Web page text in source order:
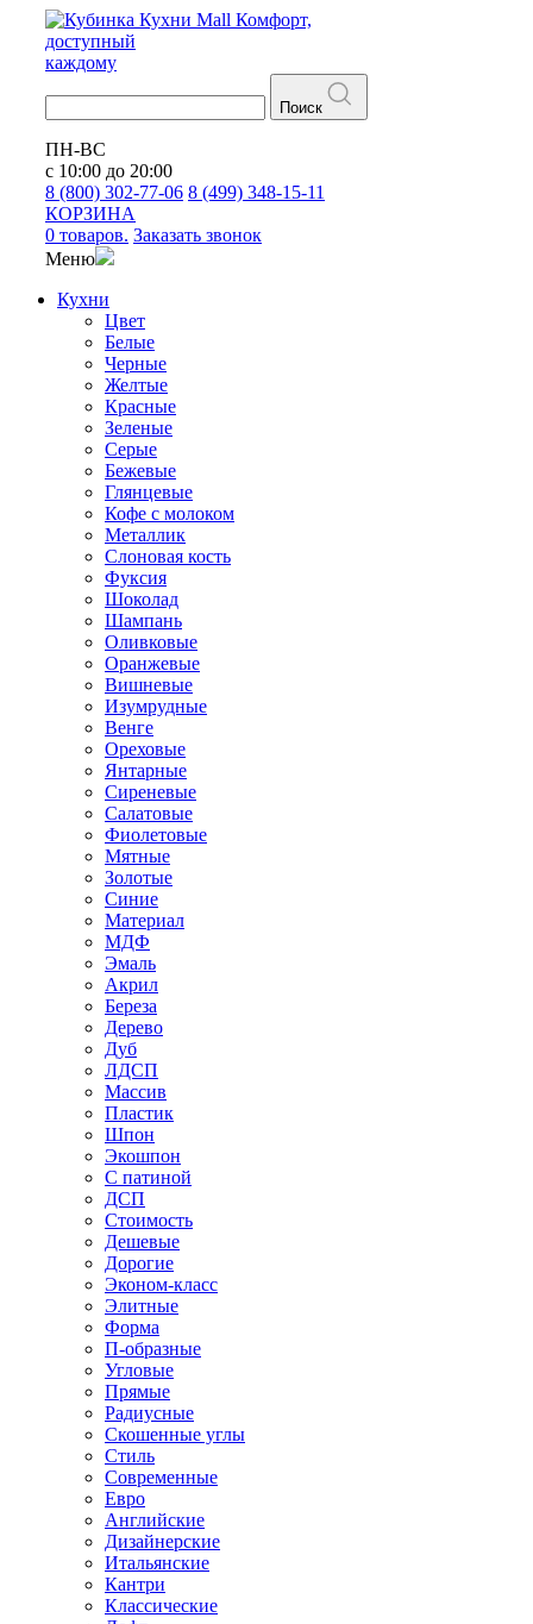
Кухни Mall Комфорт,
доступный
каждому
Поиск
ПН-ВС
с 10:00 до 20:00
8 (800) 302-77-06 8 (499) 348-15-11
КОРЗИНА
0 товаров. Заказать звонок
Меню
Кухни
Цвет
Белые
Черные
Желтые
Красные
Зеленые
Серые
Бежевые
Глянцевые
Кофе с молоком
Металлик
Слоновая кость
Фуксия
Шоколад
Шампань
Оливковые
Оранжевые
Вишневые
Изумрудные
Венге
Ореховые
Янтарные
Сиреневые
Салатовые
Фиолетовые
Мятные
Золотые
Синие
Материал
МДФ
Эмаль
Акрил
Береза
Дерево
Дуб
ЛДСП
Массив
Пластик
Шпон
Экошпон
С патиной
ДСП
Стоимость
Дешевые
Дорогие
Эконом-класс
Элитные
Форма
П-образные
Угловые
Прямые
Радиусные
Скошенные углы
Стиль
Современные
Евро
Английские
Дизайнерские
Итальянские
Кантри
Классические